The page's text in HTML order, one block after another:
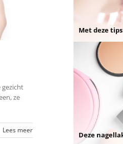
ze
Lees meer
Met deze
Deze